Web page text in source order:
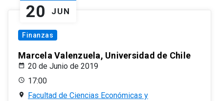
20 JUN
Finanzas
Marcela Valenzuela, Universidad de Chile
20 de Junio de 2019
17:00
Facultad de Ciencias Económicas y